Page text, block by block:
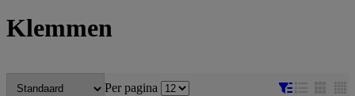
Klemmen
Per pagina